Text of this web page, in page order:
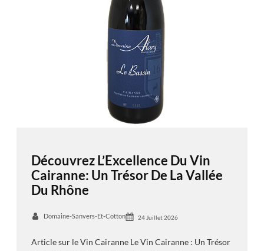
Découvrez L’Excellence Du Vin
Cairanne: Un Trésor De La Vallée
Du Rhône
Domaine-Sanvers-Et-Cotton 24 Juillet 2026
Article sur le Vin Cairanne Le Vin Cairanne : Un Trésor